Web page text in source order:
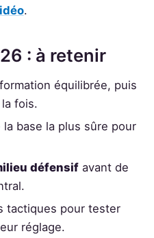
.
: à retenir
équilibrée, puis
fois.
la base la plus sûre pour
défensif avant de
tactiques pour tester
réglage.